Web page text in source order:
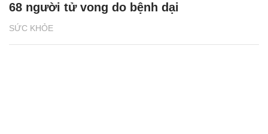
SỨC KHỎE
68 người tử vong do bệnh dại